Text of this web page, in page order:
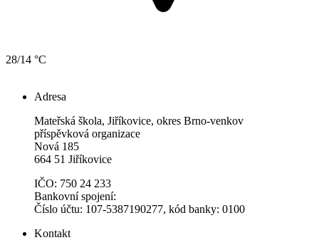
28/14 °C
Adresa
Mateřská škola, Jiříkovice, okres Brno-venkov
příspěvková organizace
Nová 185
664 51 Jiříkovice
IČO: 750 24 233
Bankovní spojení:
Číslo účtu: 107-5387190277, kód banky: 0100
Kontakt